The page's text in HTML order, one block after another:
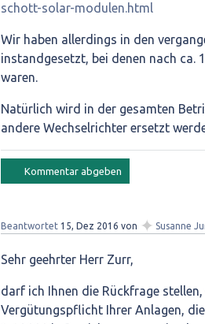
schott-solar-modulen.html
Wir haben allerdings in den
instandgesetzt, bei denen nach ca.
waren.
Natürlich wird in der gesamten
andere Wechselrichter ersetzt
Beantwortet 15, Dez 2016 von ✦ Susanne
Sehr geehrter Herr Zurr,
darf ich Ihnen die Rückfrage
Vergütungspflicht Ihrer Anlagen,